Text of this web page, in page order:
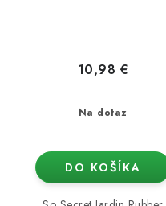
Na dotaz
10,98 €
DO KOŠÍKA